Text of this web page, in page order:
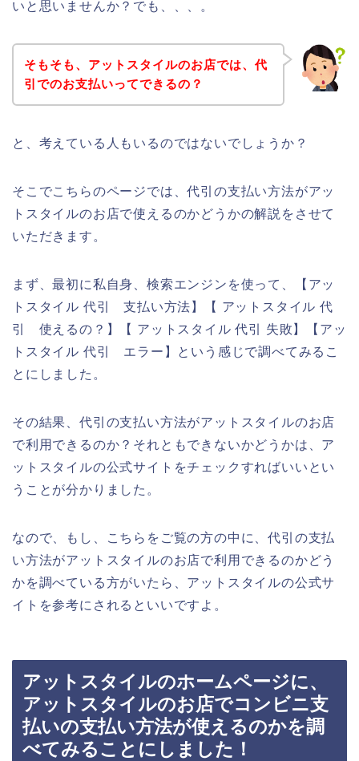
いと思いませんか？でも、、、。
そもそも、アットスタイルのお店では、代
引でのお支払いってできるの？
と、考えている人もいるのではないでしょうか？
そこでこちらのページでは、代引の支払い方法がアッ
トスタイルのお店で使えるのかどうかの解説をさせて
いただきます。
まず、最初に私自身、検索エンジンを使って、【アッ
トスタイル 代引 支払い方法】【 アットスタイル 代
引 使えるの？】【 アットスタイル 代引 失敗】【アッ
トスタイル 代引 エラー】という感じで調べてみるこ
とにしました。
その結果、代引の支払い方法がアットスタイルのお店
で利用できるのか？それともできないかどうかは、ア
ットスタイルの公式サイトをチェックすればいいとい
うことが分かりました。
なので、もし、こちらをご覧の方の中に、代引の支払
い方法がアットスタイルのお店で利用できるのかどう
かを調べている方がいたら、アットスタイルの公式サ
イトを参考にされるといいですよ。
アットスタイルのホームページに、
アットスタイルのお店でコンビニ支
払いの支払い方法が使えるのかを調
べてみることにしました！